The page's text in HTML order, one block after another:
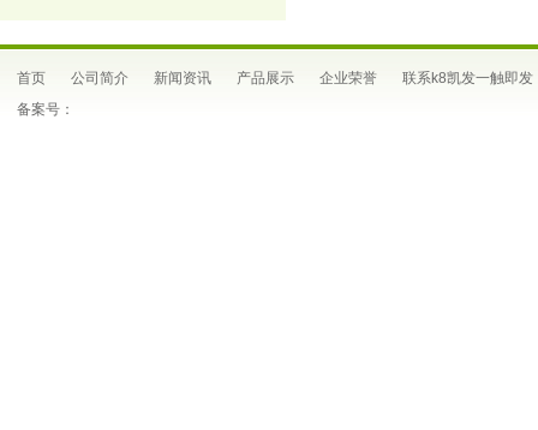
首页 公司简介 新闻资讯 产品展示 企业荣誉
联系k8凯发一触即发
备案号：